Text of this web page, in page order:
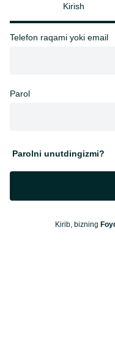
Kirish
Telefon raqami yoki email
Parol
Parolni unutdingizmi?
Kirib, bizning